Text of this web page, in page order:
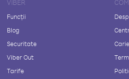
VIBER
Funcții
Blog
Securitate
Viber Out
Tarife